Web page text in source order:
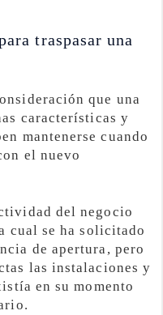
traspasar una
que una
características y
mantenerse cuando
el nuevo
del negocio
cual se ha solicitado
de apertura, pero
las instalaciones y
en su momento